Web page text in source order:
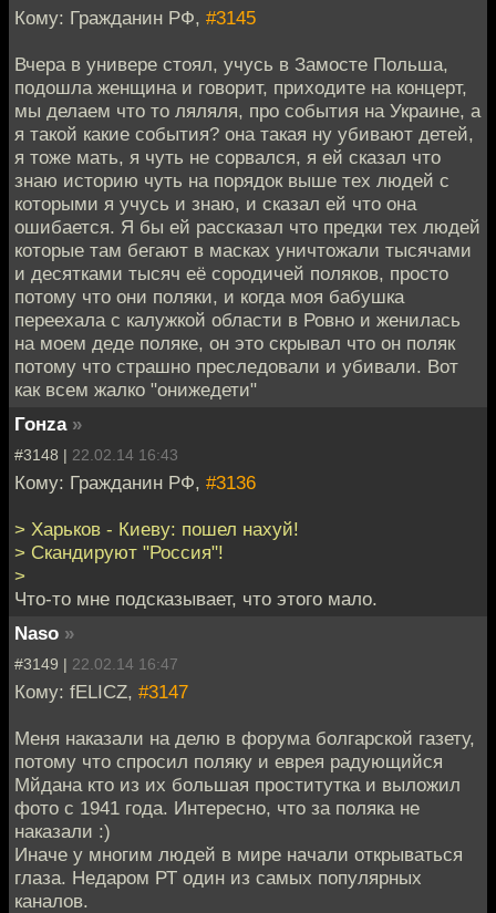
Кому: Гражданин РФ, #3145
Вчера в универе стоял, учусь в Замосте Польша,
подошла женщина и говорит, приходите на концерт,
мы делаем что то ляляля, про события на Украине, а
я такой какие события? она такая ну убивают детей,
я тоже мать, я чуть не сорвался, я ей сказал что
знаю историю чуть на порядок выше тех людей с
которыми я учусь и знаю, и сказал ей что она
ошибается. Я бы ей рассказал что предки тех людей
которые там бегают в масках уничтожали тысячами
и десятками тысяч её сородичей поляков, просто
потому что они поляки, и когда моя бабушка
переехала с калужкой области в Ровно и женилась
на моем деде поляке, он это скрывал что он поляк
потому что страшно преследовали и убивали. Вот
как всем жалко "онижедети"
Гонzа »
#3148 | 22.02.14 16:43
Кому: Гражданин РФ, #3136
> Харьков - Киеву: пошел нахуй!
> Скандируют "Россия"!
>
Что-то мне подсказывает, что этого мало.
Naso »
#3149 | 22.02.14 16:47
Кому: fELICZ, #3147
Меня наказали на делю в форума болгарской газету,
потому что спросил поляку и еврея радующийся
Мйдана кто из их большая проститутка и выложил
фото с 1941 года. Интересно, что за поляка не
наказали :)
Иначе у многим людей в мире начали открываться
глаза. Недаром РТ один из самых популярных
каналов.